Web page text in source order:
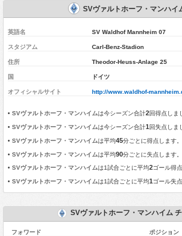
SVヴァルトホーフ・マンハイ
英語名 SV Waldhof Mannheim 07
スタジアム Carl-Benz-Stadion
住所 Theodor-Heuss-Anlage 25
国 ドイツ
オフィシャルサイト http://www.waldhof-
• SVヴァルトホーフ・マンハイムは今シーズン合計2回得点しま
• SVヴァルトホーフ・マンハイムは今シーズン合計1 回失点しま
• SVヴァルトホーフ・マンハイムは平均45分ごとに得点します。
• SVヴァルトホーフ・マンハイムは平均90分ごとに失点します。
• SVヴァルトホーフ・マンハイムは1試合ごとに平均2ゴール得点
• SVヴァルトホーフ・マンハイムは1試合ごとに平均1ゴール失点
SVヴァルトホーフ・マンハイム
フォワード ポジション